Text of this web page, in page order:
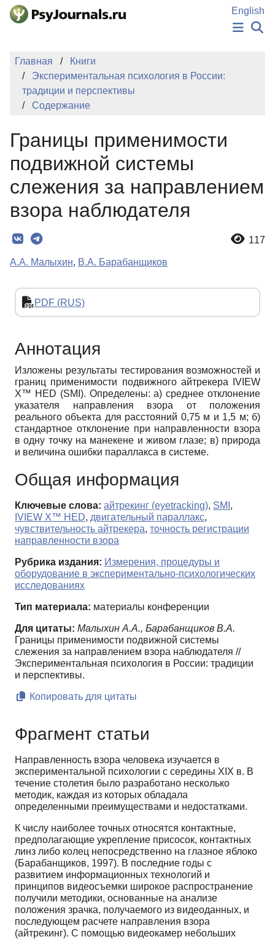
Перейти к основному содержанию
English
ПОДАТЬ РУКОПИСЬ
Регистрация
Вход
Главная
Книги
Экспериментальная психология в России:
традиции и перспективы
Содержание
Границы применимости
подвижной системы
слежения за направлением
взора наблюдателя
117
А.А. Малыхин, В.А. Барабанщиков
PDF (RUS)
Аннотация
Изложены результаты тестирования возможностей и
границ применимости подвижного айтрекера IVIEW
X™ HED (SMI). Определены: а) среднее отклонение
указателя направления взора от положения
реального объекта для расстояний 0,75 м и 1,5 м; б)
стандартное отклонение при направленности взора
в одну точку на манекене и живом глазе; в) природа
и величина ошибки параллакса в системе.
Общая информация
Ключевые слова: айтрекинг (eyetracking), SMI ,
IVIEW X™ HED, двигательный параллакс,
чувствительность айтрекера, точность регистрации
направленности взора
Рубрика издания: Измерения, процедуры и
оборудование в экспериментально-психологических
исследованиях
Тип материала: материалы конференции
Для цитаты: Малыхин А.А., Барабанщиков В.А.
Границы применимости подвижной системы
слежения за направлением взора наблюдателя //
Экспериментальная психология в России: традиции
и перспективы.
Копировать для цитаты
Фрагмент статьи
Направленность взора человека изучается в
экспериментальной психологии с середины XIX в. В
течение столетия было разработано несколько
методик, каждая из которых обладала
определенными преимуществами и недостатками.
К числу наиболее точных относятся контактные,
предполагающие укрепление присосок, контактных
линз либо колец непосредственно на глазное яблоко
(Барабанщиков, 1997). В последние годы с
развитием информационных технологий и
принципов видеосъемки широкое распространение
получили методики, основанные на анализе
положения зрачка, получаемого из видеоданных, и
последующем расчете направления взора
(айтрекинг). С помощью видеокамер небольших